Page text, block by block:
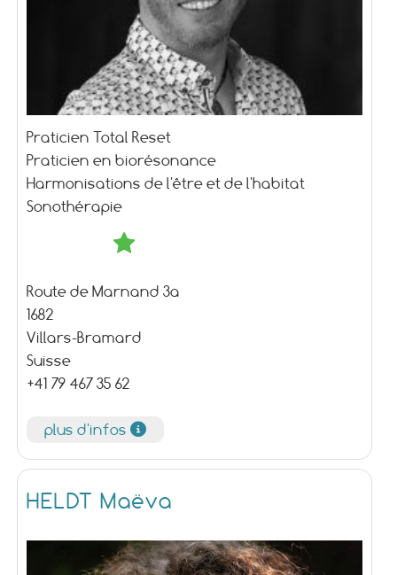
Praticien Total Reset
Praticien en biorésonance
Harmonisations de l'être et de l'habitat
Sonothérapie
Route de Marnand 3a
1682
Villars-Bramard
Suisse
+41 79 467 35 62
plus d'infos
HELDT Maëva